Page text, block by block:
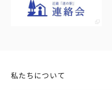
私たちについて